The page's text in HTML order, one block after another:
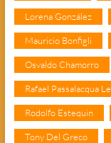
Lorena González
Mauricio Bonfigli
Osvaldo Chamorro
Rafael Passalacqua
Rodolfo Estequin
Tony Del Greco